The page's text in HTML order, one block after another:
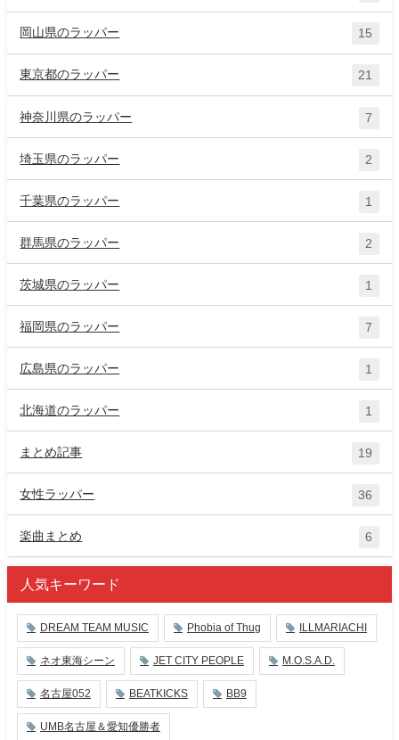
岡山県のラッパー 15
東京都のラッパー 21
神奈川県のラッパー 7
埼玉県のラッパー 2
千葉県のラッパー 1
群馬県のラッパー 2
茨城県のラッパー 1
福岡県のラッパー 7
広島県のラッパー 1
北海道のラッパー 1
まとめ記事 19
女性ラッパー 36
楽曲まとめ 6
人気キーワード
DREAM TEAM MUSIC Phobia of Thug ILLMARIACHI
ネオ東海シーン JET CITY PEOPLE M.O.S.A.D.
名古屋052 BEATKICKS BB9
UMB名古屋＆愛知優勝者